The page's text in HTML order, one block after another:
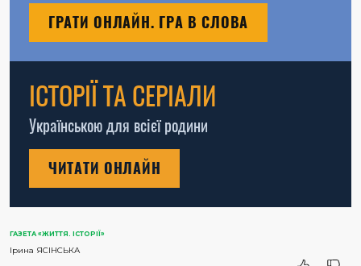
ГРАТИ ОНЛАЙН. ГРА В СЛОВА
ІСТОРІЇ ТА СЕРІАЛИ
Українською для всієї родини
ЧИТАТИ ОНЛАЙН
ГАЗЕТА «ЖИТТЯ. ІСТОРІЇ»
Ірина ЯСІНСЬКА